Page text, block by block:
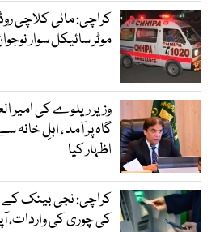
کراچی: مائی کلاچی
موٹر سائیکل سوار
وزیر ریلوے کی امیر
گاہ پر آمد ، اہلِ
اظہار کیا
کی چوری کی واردات،